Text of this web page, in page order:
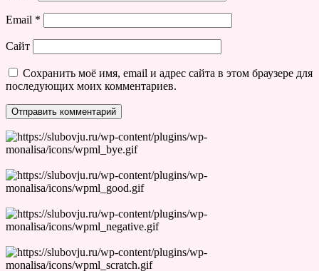
Email *
Сайт
Сохранить моё имя, email и адрес сайта в этом браузере для
последующих моих комментариев.